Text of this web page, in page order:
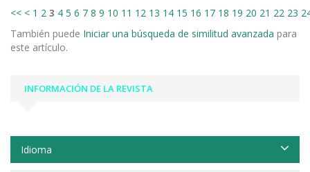
<< < 1 2 3 4 5 6 7 8 9 10 11 12 13 14 15 16 17 18 19 20 21 22 23
También puede Iniciar una búsqueda de similitud avanzada para
este artículo.
INFORMACIÓN DE LA REVISTA
Idioma